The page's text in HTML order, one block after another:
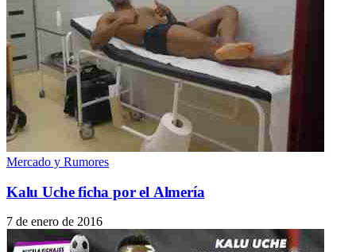
Mercado y Rumores
Kalu Uche ficha por el Almería
7 de enero de 2016